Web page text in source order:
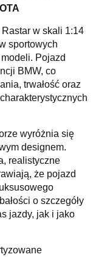
w skali 1:14
sportowych
Pojazd
BMW, co
trwałość oraz
wyróżnia się
designem.
realistyczne
że pojazd
o szczegóły
jazdy, jak i jako